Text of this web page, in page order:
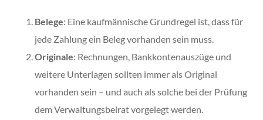
Belege: Eine kaufmännische Grundregel ist, dass für
jede Zahlung ein Beleg vorhanden sein muss.
Originale: Rechnungen, Bankkontenauszüge und
weitere Unterlagen sollten immer als Original
vorhanden sein – und auch als solche bei der Prüfung
dem Verwaltungsbeirat vorgelegt werden.